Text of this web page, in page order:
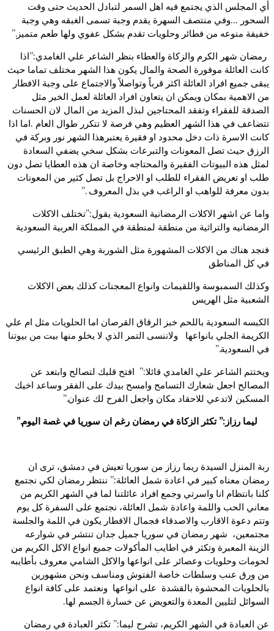
أي المجلس الذي يجتمع فيه اهل السمر لتبادل الحديث حتى وقت
السحور …وفي منتصف السهرة يقدم وجبة تسمى الغبقه وهي وجبة
خفيفة منوعه من فطائر وحلويات تقدم بشكل عفوي ولها طعم متميز.”
رمضان شهر الكرم والزكاة والعطاء بنظر الشاعر علي الغامدي:”اذا
كانت العائلة موفورة الصحة والمال يكون هذا الشهر مختلف تماما حيث
يبقى جميع افراد العائلة اكثر قرباً وتواصلاً والاجتماع على وجبة الافطار
من الاهمية بمكان ويمكن ان يتعاون افراد العائلة لعمل الخير مثل
الصدقة للفقراء وتفقد المحتاجين لبذل المزيد من المال لان الحسنات
تتضاعف في هذا الشهر العظيم وهي فرصة لا تتكرر طوال العام .اما اذا
كانت الاسرة ذات دخل محدود او فقيرة يعتبرهذا الشهر نور وبركة في
الرزق حيث تصل المعونات والتبرعات بشكل سخي يضفي السعادة
لمثل هذه البيوتات الفقيرة والمحتاجه وخاصة ان هذه العطايا تصل دون
طلب او تعريض الفقراء للطلب او الاحراج بل تصل كثير من المعونات
بدون معرفة للواهب او الراغب في بذل المعروف .”
واما عن اشهر الاكلات الرمضانية السعودية يقول:”تختلف الاكلات
الرمضانيه والتراثية من منطقة لمنطقة في المملكة العربية السعودية
فنجد هناك من الاكلات المشهورة مثل الشوربة وهي الطبق الرئيسي
في كل المناطق
وكذلك السمبوسة واللقيمات وانواع المعجنات كذلك بعض الاكلات
الشعبية مثل الهريس
الكبسه السعودية باللحم خبز الرقاق القرصان اما الحلويات مثل ام علي
الكريمة الجلي بانواعها ولاننسى التمر الذي لا يخلو منها بيت من بيوتنا
في السعودية.”
ويختتم الشاعر علي الغامدي قائلا:” افتح قلبك لتصالح وابتعد عن
المصالح اجعل شعارك التسامح وامسح بيدك على الفقر وساعد اخيك
المسكين لاتدعي للاحقاد مكان واجعل الفرح لك عنوان.”
ليما رزاز:” تكثر الزكاة في رمضان رغم ان سوريا في غصة اليوم.”
ربة المنزل السيدة ريما رزاز من سوريا تعيش في دمشق، ترى ان
رمضان معناه كبير في اعادة شمل العائلة:” ننتظر رمضان لكي نجتمع
كلنا بانتظام انا واسرتي وجمع افراد عائلتنا لما في الشهر الكريم من
معاني الحب واللمة واعادة شمل العائلة، نجتمع على السفرة كل يوم
وتتم دعوة الاقارب والاصدقاء فجمال الافطار يكون في اللمة والجلسة
مجتمعين، شهر رمضان في سوريا جميل جدان تنتشر في شوارعه
الزينة المعبرة وتكثر في اطايب المأكولات جميع انواع الاكل الكريم من
لحومات وحلويات وعصائر على انواعها والاكل الشامي معروف بأطايبه
من ورق عنب وسلطات خاصة الفتوش ومناسف ونحن مشهورين
بالحلويات المحشوة بالقشدة على انواعها ونعتمد على كافة انواع
السوائل لتليين المعدة والتعويض عن خسارة الجسم لها.
عن العبادة في الشهر الكريم، تشرح ليما:” تكثر العبادة في رمضان